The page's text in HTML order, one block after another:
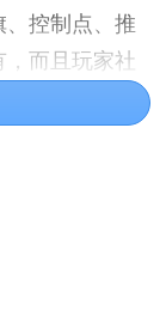
控制点、推
而且玩家社
游戏在Steam